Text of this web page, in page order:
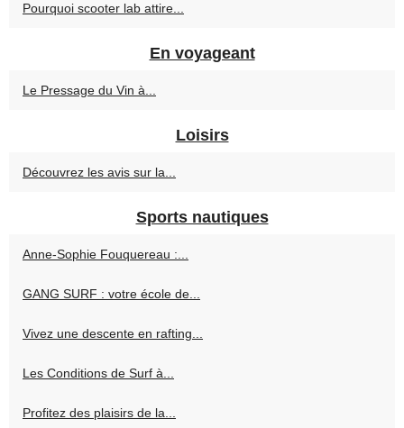
Pourquoi scooter lab attire...
En voyageant
Le Pressage du Vin à...
Loisirs
Découvrez les avis sur la...
Sports nautiques
Anne-Sophie Fouquereau :...
GANG SURF : votre école de...
Vivez une descente en rafting...
Les Conditions de Surf à...
Profitez des plaisirs de la...